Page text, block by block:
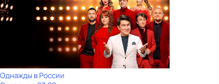
Однажды в России